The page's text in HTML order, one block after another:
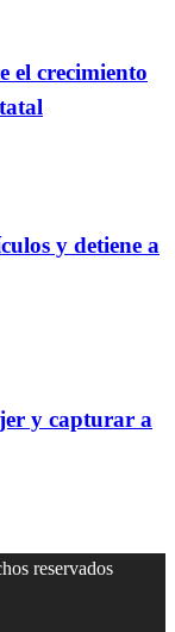
el crecimiento
y detiene a
y capturar a
reservados